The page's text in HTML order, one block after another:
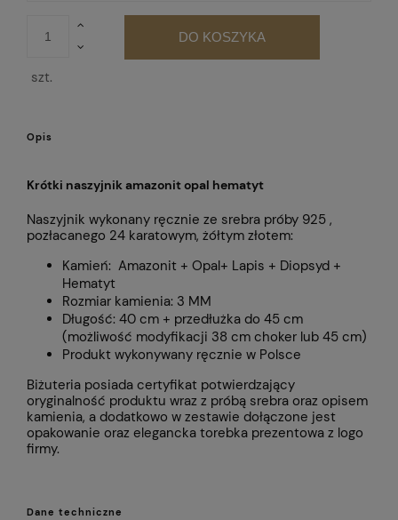
szt.
DO KOSZYKA
Opis
Krótki naszyjnik amazonit opal hematyt
Naszyjnik wykonany ręcznie ze srebra próby 925 ,
pozłacanego 24 karatowym, żółtym złotem:
Kamień: Amazonit + Opal+ Lapis + Diopsyd +
Hematyt
Rozmiar kamienia: 3 MM
Długość: 40 cm + przedłużka do 45 cm
(możliwość modyfikacji 38 cm choker lub 45 cm)
Produkt wykonywany ręcznie w Polsce
Biżuteria posiada certyfikat potwierdzający
oryginalność produktu wraz z próbą srebra oraz opisem
kamienia, a dodatkowo w zestawie dołączone jest
opakowanie oraz elegancka torebka prezentowa z logo
firmy.
Dane techniczne